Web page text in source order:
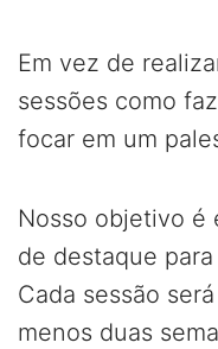
Em vez de
sessões como
focar em um
Nosso objetivo é
de destaque
Cada sessão
menos duas